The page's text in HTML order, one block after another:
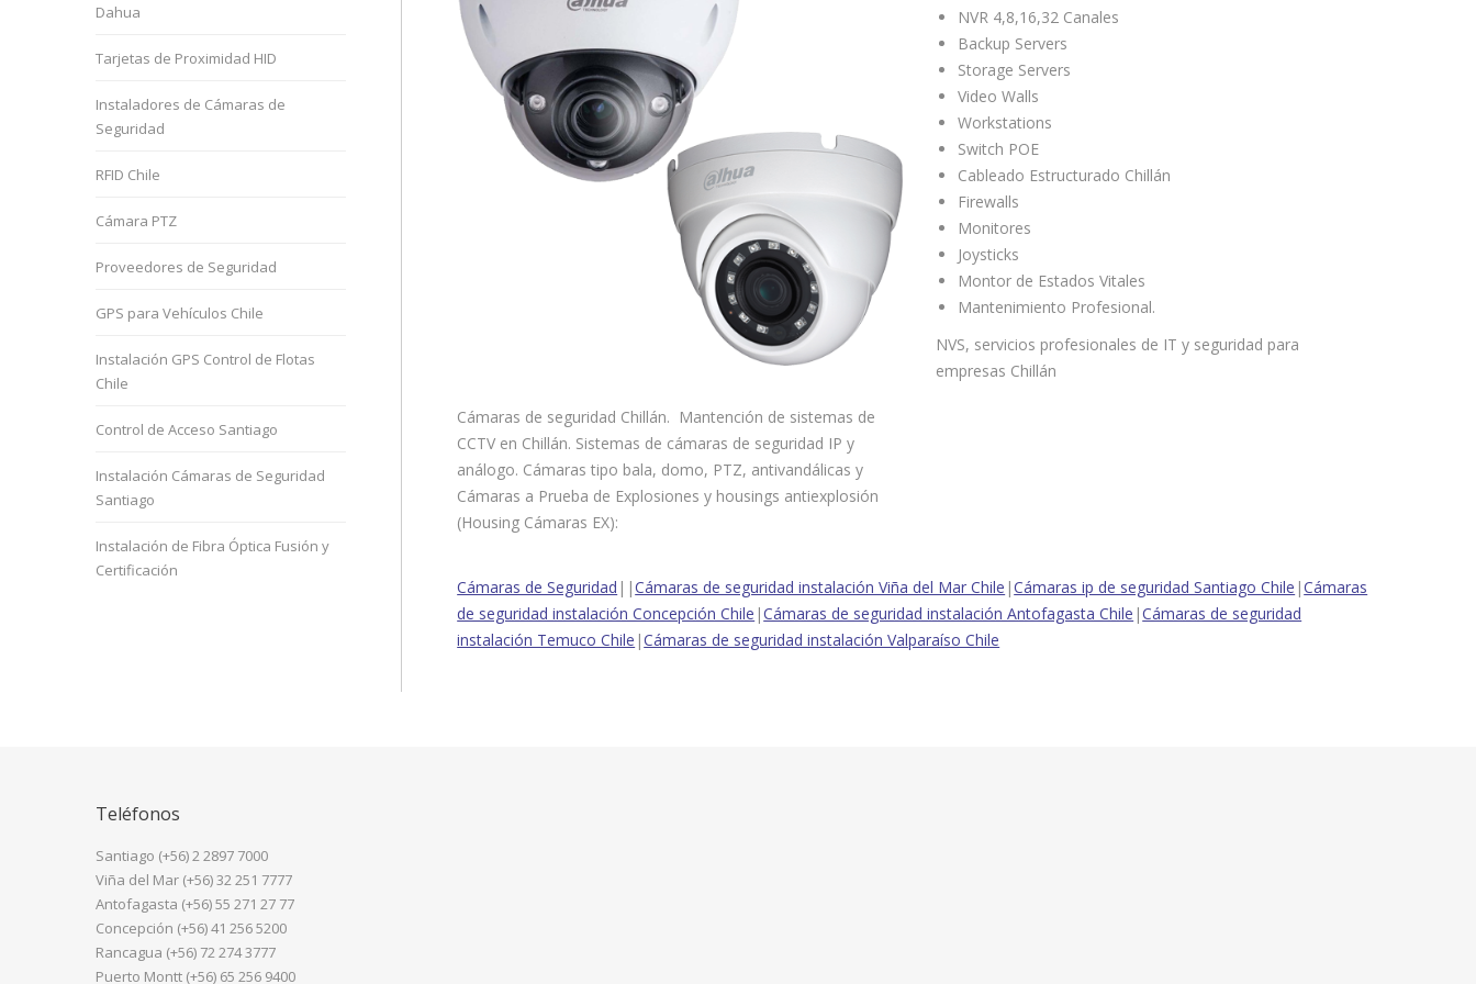
Cámaras de seguridad Chillán. Mantención de sistemas de
CCTV en Chillán. Sistemas de cámaras de seguridad IP y
análogo. Cámaras tipo bala, domo, PTZ, antivandálicas y
Cámaras a Prueba de Explosiones y housings antiexplosión
(Housing Cámaras EX):
NVR 4,8,16,32 Canales
Backup Servers
Storage Servers
Video Walls
Workstations
Switch POE
Cableado Estructurado Chillán
Firewalls
Monitores
Joysticks
Montor de Estados Vitales
Mantenimiento Profesional.
NVS, servicios profesionales de IT y seguridad para
empresas Chillán
Cámaras de Seguridad ||Cámaras de seguridad instalación Viña del Mar Chile |Cámaras ip de seguridad Santiago Chile |Cámaras
de seguridad instalación Concepción Chile |Cámaras de seguridad instalación Antofagasta Chile |Cámaras de seguridad
instalación Temuco Chile |Cámaras de seguridad instalación Valparaíso Chile
Dahua
Tarjetas de Proximidad HID
Instaladores de Cámaras de
Seguridad
RFID Chile
Cámara PTZ
Proveedores de Seguridad
GPS para Vehículos Chile
Instalación GPS Control de Flotas
Chile
Control de Acceso Santiago
Instalación Cámaras de Seguridad
Santiago
Instalación de Fibra Óptica Fusión y
Certificación
Teléfonos
Santiago (+56) 2 2897 7000
Viña del Mar (+56) 32 251 7777
Antofagasta (+56) 55 271 27 77
Concepción (+56) 41 256 5200
Rancagua (+56) 72 274 3777
Puerto Montt (+56) 65 256 9400